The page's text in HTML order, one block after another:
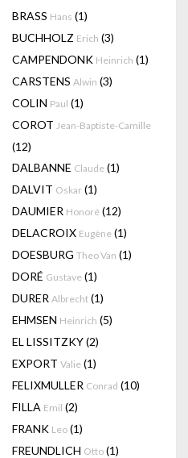
BRASS Hans (1)
BUCHHOLZ Erich (3)
CAMPENDONK Heinrich (1)
CARSTENS Alwin (3)
COLIN Paul (1)
COROT Jean-Baptiste-Camille
(12)
DALBANNE Claude (1)
DALVIT Oskar (1)
DAUMIER Honoré (12)
DELACROIX Eugène (1)
DOESBURG Theo Van (1)
DORÉ Gustave (1)
DURER Albrecht (1)
EHMSEN Heinrich (5)
EL LISSITZKY(2)
EXPORT Valie (1)
FELIXMULLER Conrad (10)
FILLA Emil (2)
FRANK Leo (1)
FREUNDLICH Otto (1)